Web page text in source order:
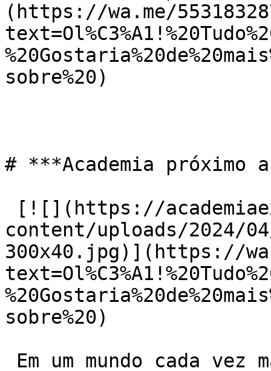
(https://wa.me/
sobre%20)
# ***Academia próximo
content/uploads/2024/
300x40.jpg)](https://
sobre%20)